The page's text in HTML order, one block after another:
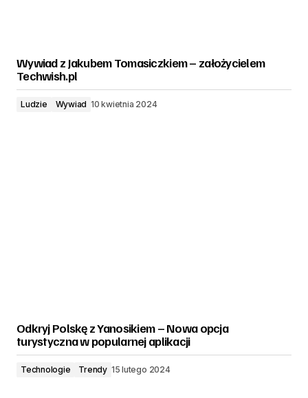
Wywiad z Jakubem Tomasiczkiem – założycielem
Techwish.pl
Ludzie Wywiad 10 kwietnia 2024
Odkryj Polskę z Yanosikiem – Nowa opcja
turystyczna w popularnej aplikacji
Technologie Trendy 15 lutego 2024